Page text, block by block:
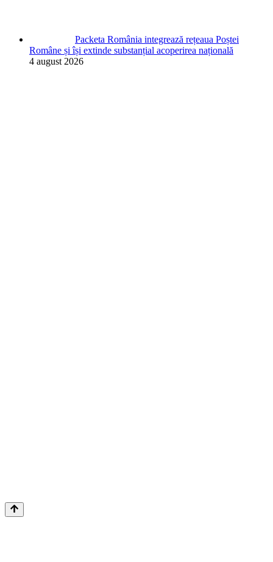
Packeta România integrează rețeaua Poștei
Române și își extinde substanțial acoperirea națională
4 august 2026